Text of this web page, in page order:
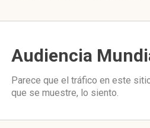
Audiencia
Parece que el tráfico en este
que se muestre, lo siento.